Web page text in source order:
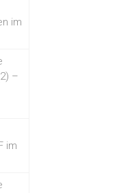
im
–
im